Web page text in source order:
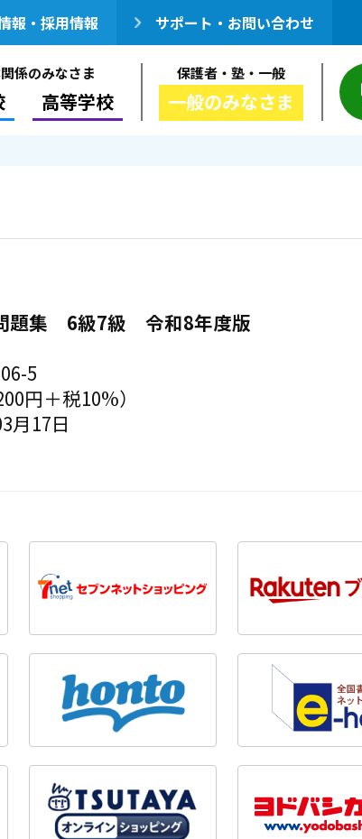
報・採用情報 サポート・お問い合わせ
係のみなさま
高等学校
保護者・塾・一般
一般のみなさま
題集 6級7級 令和8年度版
5
円＋税10%）
月17日